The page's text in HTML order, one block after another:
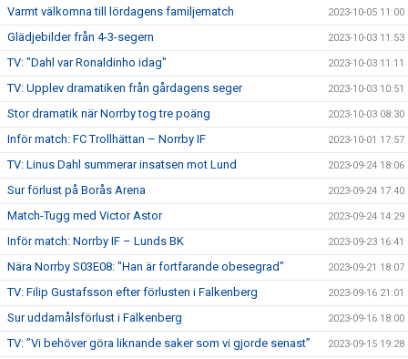
Varmt välkomna till lördagens familjematch 2023-10-05 11:00
Glädjebilder från 4-3-segern 2023-10-03 11:53
TV: "Dahl var Ronaldinho idag" 2023-10-03 11:11
TV: Upplev dramatiken från gårdagens seger 2023-10-03 10:51
Stor dramatik när Norrby tog tre poäng 2023-10-03 08:30
Inför match: FC Trollhättan – Norrby IF 2023-10-01 17:57
TV: Linus Dahl summerar insatsen mot Lund 2023-09-24 18:06
Sur förlust på Borås Arena 2023-09-24 17:40
Match-Tugg med Victor Astor 2023-09-24 14:29
Inför match: Norrby IF – Lunds BK 2023-09-23 16:41
Nära Norrby S03E08: "Han är fortfarande obesegrad" 2023-09-21 18:07
TV: Filip Gustafsson efter förlusten i Falkenberg 2023-09-16 21:01
Sur uddamålsförlust i Falkenberg 2023-09-16 18:00
TV: ”Vi behöver göra liknande saker som vi gjorde senast” 2023-09-15 19:28